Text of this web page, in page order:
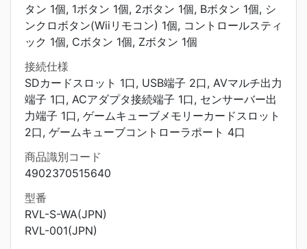
タン 1個, 1ボタン 1個, 2ボタン 1個, Bボタン 1個, シ
ンクロボタン(Wiiリモコン) 1個, コントロールスティ
ック 1個, Cボタン 1個, Zボタン 1個
接続仕様
SDカードスロット 1口, USB端子 2口, AVマルチ出力
端子 1口, ACアダプタ接続端子 1口, センサーバー出
力端子 1口, ゲームキューブメモリーカードスロット
2口, ゲームキューブコントローラポート 4口
商品識別コード
4902370515640
型番
RVL-S-WA(JPN)
RVL-001(JPN)